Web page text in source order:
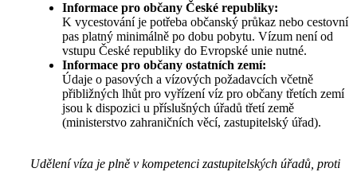
Informace pro občany České republiky:
K vycestování je potřeba občanský průkaz nebo cestovní
pas platný minimálně po dobu pobytu. Vízum není od
vstupu České republiky do Evropské unie nutné.
Informace pro občany ostatních zemí:
Údaje o pasových a vízových požadavcích včetně
přibližných lhůt pro vyřízení víz pro občany třetích zemí
jsou k dispozici u příslušných úřadů třetí země
(ministerstvo zahraničních věcí, zastupitelský úřad).
Udělení víza je plně v kompetenci zastupitelských úřadů, proti